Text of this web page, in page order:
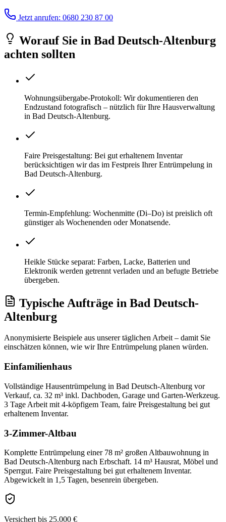
Jetzt anrufen: 0680 230 87 00
Worauf Sie in Bad Deutsch-Altenburg
achten sollten
Wohnungsübergabe-Protokoll: Wir dokumentieren den
Endzustand fotografisch – nützlich für Ihre Hausverwaltung
in Bad Deutsch-Altenburg.
Faire Preisgestaltung: Bei gut erhaltenem Inventar
berücksichtigen wir das im Festpreis Ihrer Entrümpelung in
Bad Deutsch-Altenburg.
Termin-Empfehlung: Wochenmitte (Di–Do) ist preislich oft
günstiger als Wochenenden oder Monatsende.
Heikle Stücke separat: Farben, Lacke, Batterien und
Elektronik werden getrennt verladen und an befugte Betriebe
übergeben.
Typische Aufträge in Bad Deutsch-
Altenburg
Anonymisierte Beispiele aus unserer täglichen Arbeit – damit Sie
einschätzen können, wie wir Ihre Entrümpelung planen würden.
Einfamilienhaus
Vollständige Hausentrümpelung in Bad Deutsch-Altenburg vor
Verkauf, ca. 32 m³ inkl. Dachboden, Garage und Garten-Werkzeug.
3 Tage Arbeit mit 4-köpfigem Team, faire Preisgestaltung bei gut
erhaltenem Inventar.
3-Zimmer-Altbau
Komplette Entrümpelung einer 78 m² großen Altbauwohnung in
Bad Deutsch-Altenburg nach Erbschaft. 14 m³ Hausrat, Möbel und
Sperrgut. Faire Preisgestaltung bei gut erhaltenem Inventar.
Abgewickelt in 1,5 Tagen, besenrein übergeben.
Versichert bis 25.000 €